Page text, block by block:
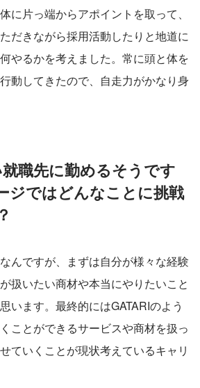
に片っ端からアポイントを取って、
だきながら採用活動したりと地道に
やるかを考えました。常に頭と体を
動してきたので、自走力がかなり身
職先に勤めるそうです
ジではどんなことに挑戦
んですが、まずは自分が様々な経験
扱いたい商材や本当にやりたいこと
います。最終的にはGATARIのよう
ことができるサービスや商材を扱っ
ていくことが現状考えているキャリ